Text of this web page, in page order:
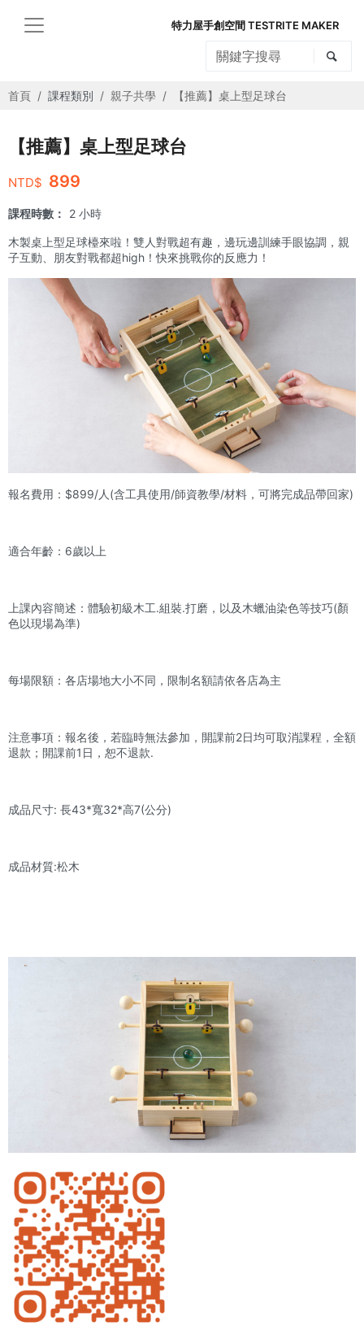
特力屋手創空間 TESTRITE MAKER
首頁 課程類別 親子共學 【推薦】桌上型足球台
【推薦】桌上型足球台
NTD$ 899
課程時數： 2 小時
木製桌上型足球檯來啦！雙人對戰超有趣，邊玩邊訓練手眼協調，親
子互動、朋友對戰都超high！快來挑戰你的反應力！
報名費用：$899/人(含工具使用/師資教學/材料，可將完成品帶回家)
適合年齡：6歲以上
上課內容簡述：體驗初級木工.組裝.打磨，以及木蠟油染色等技巧(顏
色以現場為準)
每場限額：各店場地大小不同，限制名額請依各店為主
注意事項：報名後，若臨時無法參加，開課前2日均可取消課程，全額
退款；開課前1日，恕不退款.
成品尺寸: 長43*寬32*高7(公分)
成品材質:松木